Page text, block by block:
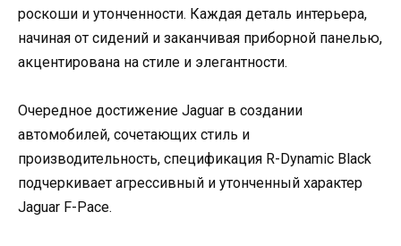
роскоши и утонченности. Каждая деталь интерьера,
начиная от сидений и заканчивая приборной панелью,
акцентирована на стиле и элегантности.
Очередное достижение Jaguar в создании
автомобилей, сочетающих стиль и
производительность, спецификация R-Dynamic Black
подчеркивает агрессивный и утонченный характер
Jaguar F-Pace.